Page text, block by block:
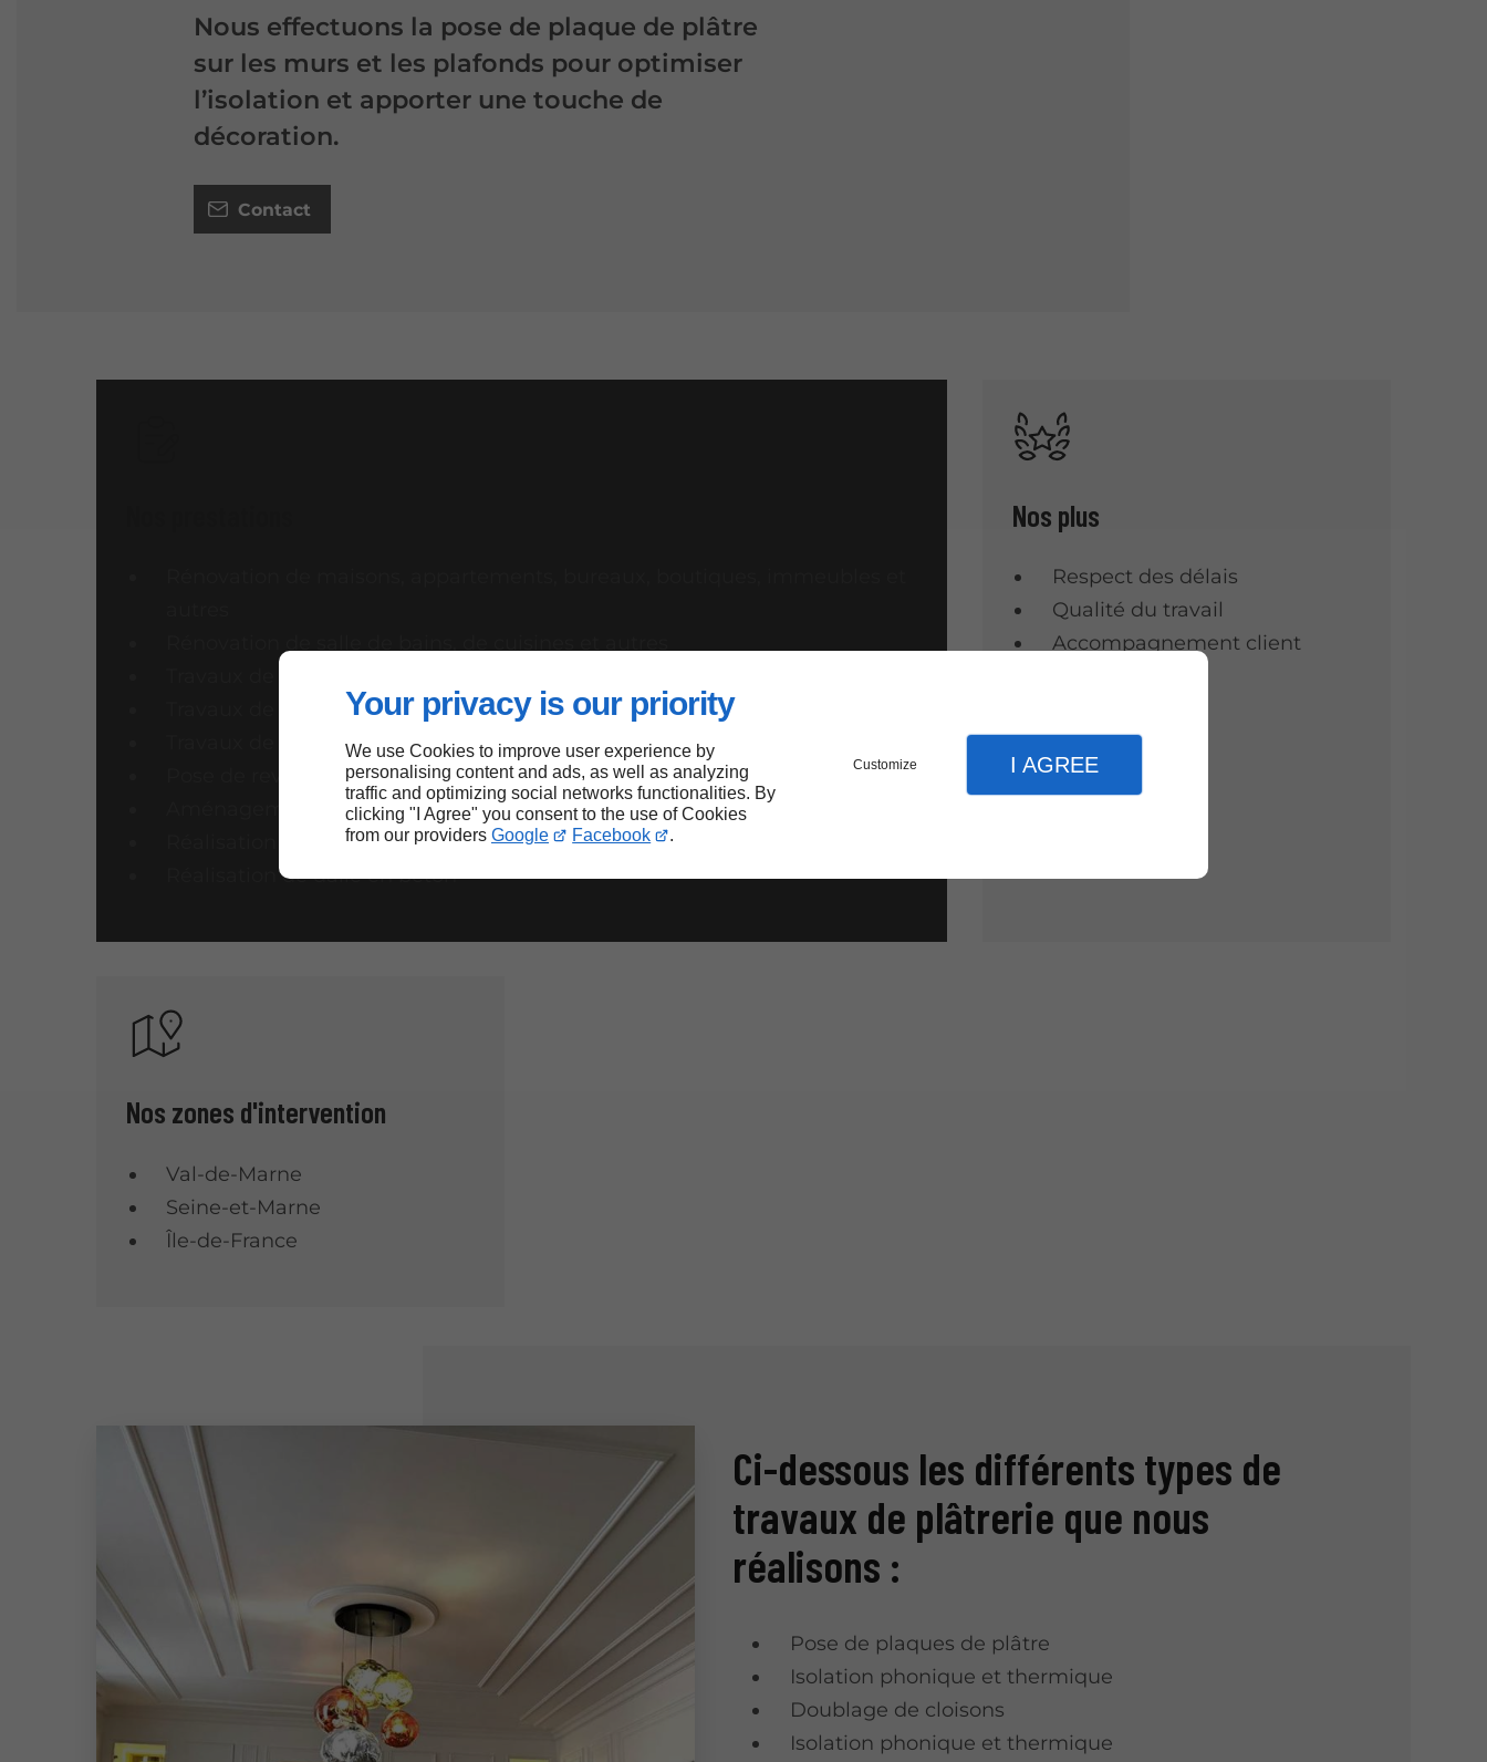
Your privacy is our priority
We use Cookies to improve user experience by
personalising content and ads, as well as analyzing
traffic and optimizing social networks functionalities. By
clicking "I Agree" you consent to the use of Cookies
from our providers Google Facebook .
Customize I AGREE
Nous effectuons la pose de plaque de plâtre
sur les murs et les plafonds pour optimiser
l’isolation et apporter une touche de
décoration.
Contact
Travaux de maçonnerie
Travaux de plâtrerie et de peinture
Pose de revêtement de sols et de murs
Aménagement extérieur
Réalisation d'une allée
Réalisation de dalle en béton
Nos plus
Respect des délais
Qualité du travail
Accompagnement client
Nos zones d'intervention
Val-de-Marne
Seine-et-Marne
Île-de-France
Ci-dessous les différents types de
travaux de plâtrerie que nous
réalisons :
Pose de plaques de plâtre
Isolation phonique et thermique
Doublage de cloisons
Isolation phonique et thermique